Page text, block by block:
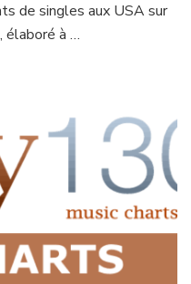
de singles aux USA sur
élaboré à …